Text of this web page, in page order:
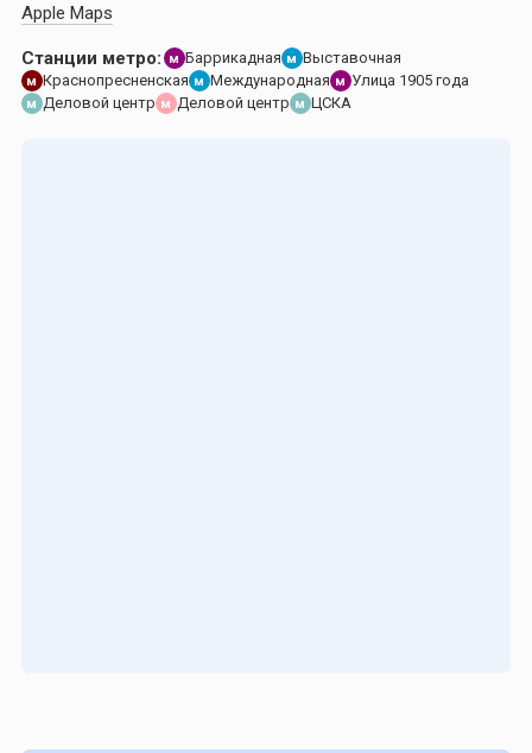
Apple Maps
Станции метро: м Баррикадная м Выставочная
м Краснопресненская м Международная м Улица 1905 года
м Деловой центр м Деловой центр м ЦСКА